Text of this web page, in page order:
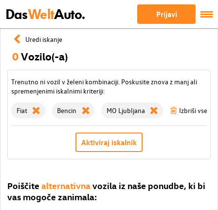
DasWeltAuto. Prijavi
Uredi iskanje
0Vozilo(-a)
Trenutno ni vozil v želeni kombinaciji. Poskusite znova z manj ali
spremenjenimi iskalnimi kriteriji:
Fiat Bencin MO Ljubljana Izbriši vse
Aktiviraj iskalnik
Poiščite alternativnavozila iz naše ponudbe, ki bi
vas mogoče zanimala: